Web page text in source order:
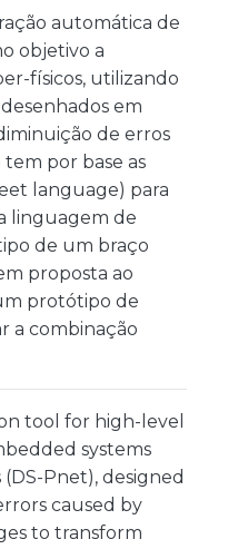
automática de
objetivo a
físicos, utilizando
em
de erros
por base as
language) para
linguagem de
de um braço
proposta ao
protótipo de
a combinação
tool for high-level
systems
Pnet), designed
caused by
to transform